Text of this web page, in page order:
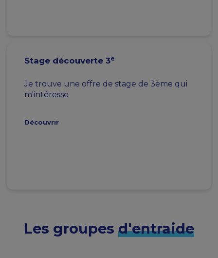
Stage découverte 3e
Je trouve une offre de stage de 3ème qui
m'intéresse
Découvrir
Les groupes d'entraide